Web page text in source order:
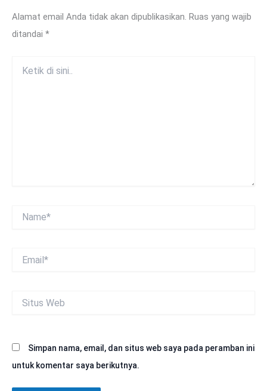
Alamat email Anda tidak akan dipublikasikan. Ruas yang wajib
ditandai *
Web
Simpan nama, email, dan situs web saya pada peramban ini
untuk komentar saya berikutnya.